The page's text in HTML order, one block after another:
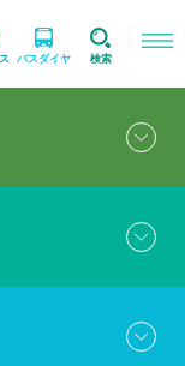
バスダイヤ 検索